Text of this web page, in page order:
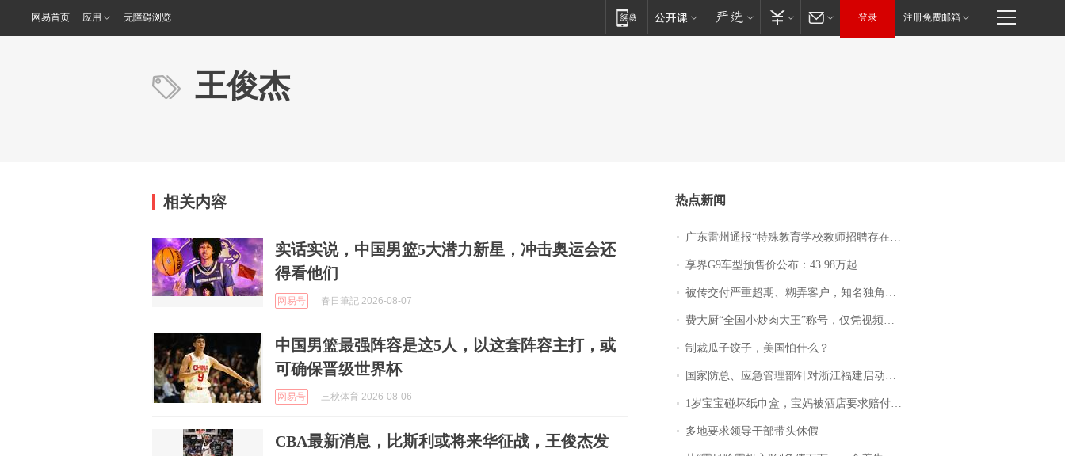
网易首页 应用 无障碍浏览 登录 注册免费邮箱
王俊杰
相关内容
实话实说，中国男篮5大潜力新星，冲击奥运会还
得看他们
网易号 春日筆記 2026-08-07
中国男篮最强阵容是这5人，以这套阵容主打，或
可确保晋级世界杯
网易号 三秋体育 2026-08-06
CBA最新消息，比斯利或将来华征战，王俊杰发
热点新闻
广东雷州通报“特殊教育学校教师招聘存在违规行为”：已启动问责程序 副校长被停职
享界G9车型预售价公布：43.98万起
被传交付严重超期、糊弄客户，知名独角兽车企创始人回应：都没证据，将依法采取措施，“本人长期与美国交管局保持沟通，对方表示肯定”
费大厨“全国小炒肉大王”称号，仅凭视频评出？中国烹饪协会回应
制裁瓜子饺子，美国怕什么？
国家防总、应急管理部针对浙江福建启动防汛防台风四级应急响应
1岁宝宝碰坏纸巾盒，宝妈被酒店要求赔付924元！三亚一酒店回复：骨瓷定制！网友一查价格，吵翻了
多地要求领导干部带头休假